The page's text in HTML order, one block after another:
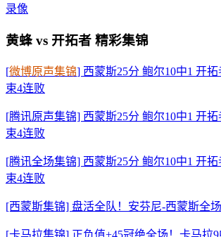
录像
黄蜂 vs 开拓者 精彩集锦
[微博原声集锦] 西蒙斯25分 鲍尔10中1 开
束4连败
[腾讯原声集锦] 西蒙斯25分 鲍尔10中1 开
束4连败
[腾讯全场集锦] 西蒙斯25分 鲍尔10中1 开
束4连败
[西蒙斯集锦] 盘活全队！安芬尼-西蒙斯全
[卡马拉集锦] 正负值+45冠绝全场！卡马拉9